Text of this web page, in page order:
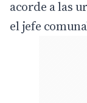
acorde a las
el jefe